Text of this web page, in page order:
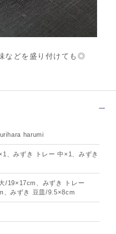
などを盛り付けても◎
harumi
、みずき トレー 中×1、みずき
/19×17cm、みずき トレー
、みずき 豆皿/9.5×8cm